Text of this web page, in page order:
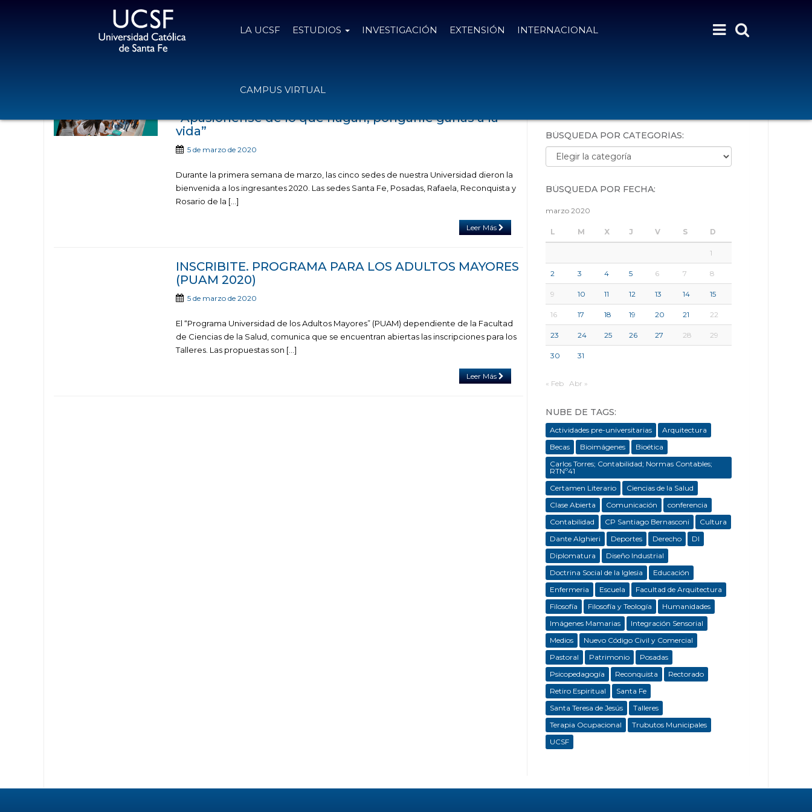
LA UCSF ESTUDIOS INVESTIGACIÓN EXTENSIÓN INTERNACIONAL
CAMPUS VIRTUAL
“Apasiónense de lo que hagan, pónganle ganas a la
vida”
5 de marzo de 2020
Durante la primera semana de marzo, las cinco sedes de nuestra Universidad dieron la
bienvenida a los ingresantes 2020. Las sedes Santa Fe, Posadas, Rafaela, Reconquista y
Rosario de la […]
Leer Más
INSCRIBITE. PROGRAMA PARA LOS ADULTOS MAYORES
(PUAM 2020)
5 de marzo de 2020
El “Programa Universidad de los Adultos Mayores” (PUAM) dependiente de la Facultad
de Ciencias de la Salud, comunica que se encuentran abiertas las inscripciones para los
Talleres. Las propuestas son […]
Leer Más
BÚSQUEDA POR CATEGORÍAS:
Búsqueda por categorías:
BÚSQUEDA POR FECHA:
marzo 2020
L M X J V S D
1
2 3 4 5 6 7 8
9 10 11 12 13 14 15
16 17 18 19 20 21 22
23 24 25 26 27 28 29
30 31
« Feb Abr »
NUBE DE TAGS:
Actividades pre-universitarias
Arquitectura
Becas
Bioimágenes
Bioética
Carlos Torres; Contabilidad; Normas Contables;
RTNº41
Certamen Literario
Ciencias de la Salud
Clase Abierta
Comunicación
conferencia
Contabilidad
CP Santiago Bernasconi
Cultura
Dante Alghieri
Deportes Derecho
DI
Diplomatura
Diseño Industrial
Doctrina Social de la Iglesia
Educación
Enfermeria
Escuela
Facultad de Arquitectura
Filosofía
Filosofía y Teología
Humanidades
Imágenes Mamarias
Integración Sensorial
Medios
Nuevo Código Civil y Comercial
Pastoral
Patrimonio
Posadas
Psicopedagogía
Reconquista
Rectorado
Retiro Espiritual
Santa Fe
Santa Teresa de Jesús
Talleres
Terapia Ocupacional
Trubutos Municipales
UCSF